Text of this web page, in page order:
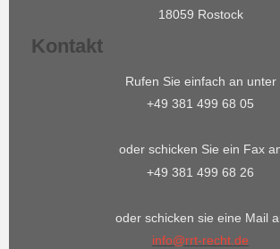
18059 Rostock
Kontakt
Rufen Sie einfach an unter
+49 381 499 68 05
oder schicken Sie ein Fax
+49 381 499 68 26
oder schicken sie eine Mail
info@rrt-recht.de